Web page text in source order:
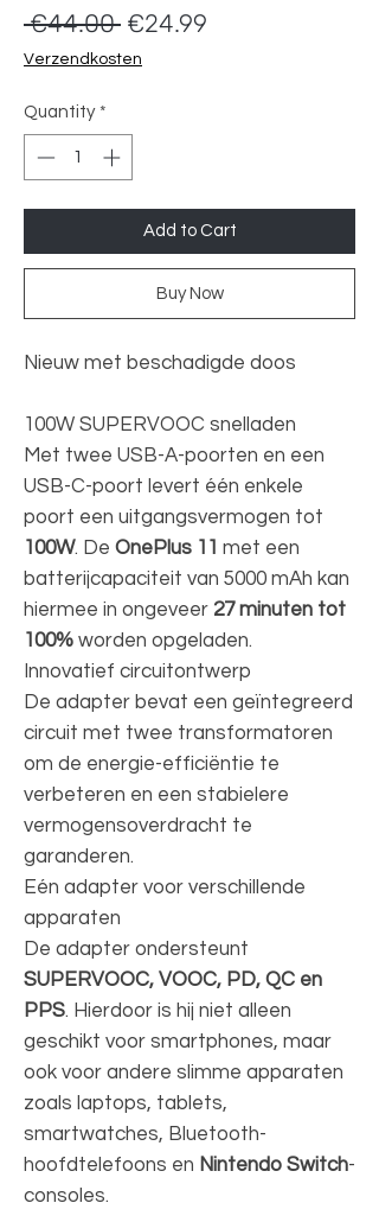
€44.00 Regular
Price
€24.99
Verzendkosten
Quantity *
Add to Cart
Buy Now
Nieuw met beschadigde doos
100W SUPERVOOC snelladen
Met twee USB-A-poorten en een
USB-C-poort levert één enkele
poort een uitgangsvermogen tot
100W. De OnePlus 11 met een
batterijcapaciteit van 5000 mAh kan
hiermee in ongeveer 27 minuten tot
100% worden opgeladen.
Innovatief circuitontwerp
De adapter bevat een geïntegreerd
circuit met twee transformatoren
om de energie-efficiëntie te
verbeteren en een stabielere
vermogensoverdracht te
garanderen.
Eén adapter voor verschillende
apparaten
De adapter ondersteunt
SUPERVOOC, VOOC, PD, QC en
PPS. Hierdoor is hij niet alleen
geschikt voor smartphones, maar
ook voor andere slimme apparaten
zoals laptops, tablets,
smartwatches, Bluetooth-
hoofdtelefoons en Nintendo Switch-
consoles.